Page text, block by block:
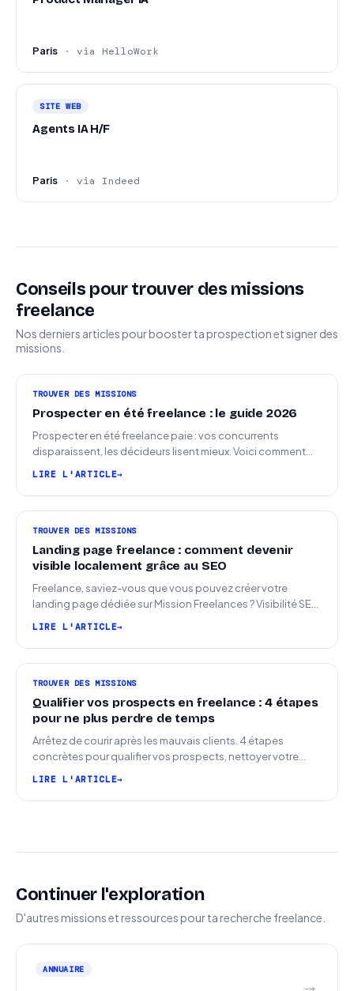
Paris · via HelloWork
SITE WEB
Agents IA H/F
Paris · via Indeed
Conseils pour trouver des missions
freelance
Nos derniers articles pour booster ta prospection et signer des
missions.
TROUVER DES MISSIONS
Prospecter en été freelance : le guide 2026
Prospecter en été freelance paie : vos concurrents
disparaissent, les décideurs lisent mieux. Voici comment
LIRE L'ARTICLE
TROUVER DES MISSIONS
Landing page freelance : comment devenir
visible localement grâce au SEO
Freelance, saviez-vous que vous pouvez créer votre
landing page dédiée sur Mission Freelances ? Visibilité SEO
LIRE L'ARTICLE
TROUVER DES MISSIONS
Qualifier vos prospects en freelance : 4 étapes
pour ne plus perdre de temps
Arrêtez de courir après les mauvais clients. 4 étapes
concrètes pour qualifier vos prospects, nettoyer votre
LIRE L'ARTICLE
Continuer l'exploration
D'autres missions et ressources pour ta recherche freelance.
ANNUAIRE
→